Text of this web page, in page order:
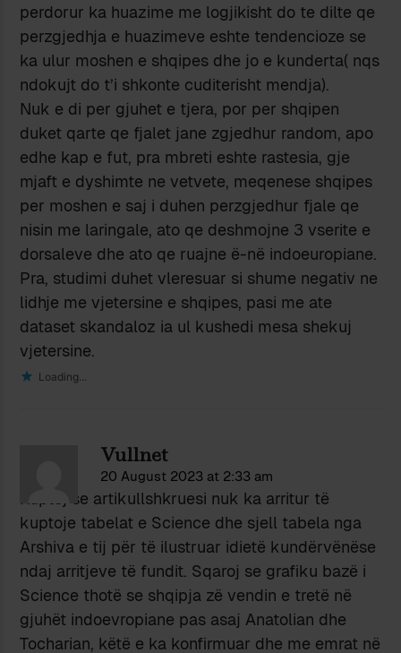
perdorur ka huazime me logjikisht do te dilte qe
perzgjedhja e huazimeve eshte tendencioze se
ka ulur moshen e shqipes dhe jo e kunderta( nqs
ndokujt do t’i shkonte cuditerisht mendja).
Nuk e di per gjuhet e tjera, por per shqipen
duket qarte qe fjalet jane zgjedhur random, apo
edhe kap e fut, pra mbreti eshte rastesia, gje
mjaft e dyshimte ne vetvete, meqenese shqipes
per moshen e saj i duhen perzgjedhur fjale qe
nisin me laringale, ato qe deshmojne 3 vserite e
dorsaleve dhe ato qe ruajne ë-në indoeuropiane.
Pra, studimi duhet vleresuar si shume negativ ne
lidhje me vjetersine e shqipes, pasi me ate
dataset skandaloz ia ul kushedi mesa shekuj
vjetersine.
Loading...
Vullnet
20 August 2023 at 2:33 am
Kuptoj se artikullshkruesi nuk ka arritur të
kuptoje tabelat e Science dhe sjell tabela nga
Arshiva e tij për të ilustruar idietë kundërvënëse
ndaj arritjeve të fundit. Sqaroj se grafiku bazë i
Science thotë se shqipja zë vendin e tretë në
gjuhët indoevropiane pas asaj Anatolian dhe
Tocharian, këtë e ka konfirmuar dhe me emrat në